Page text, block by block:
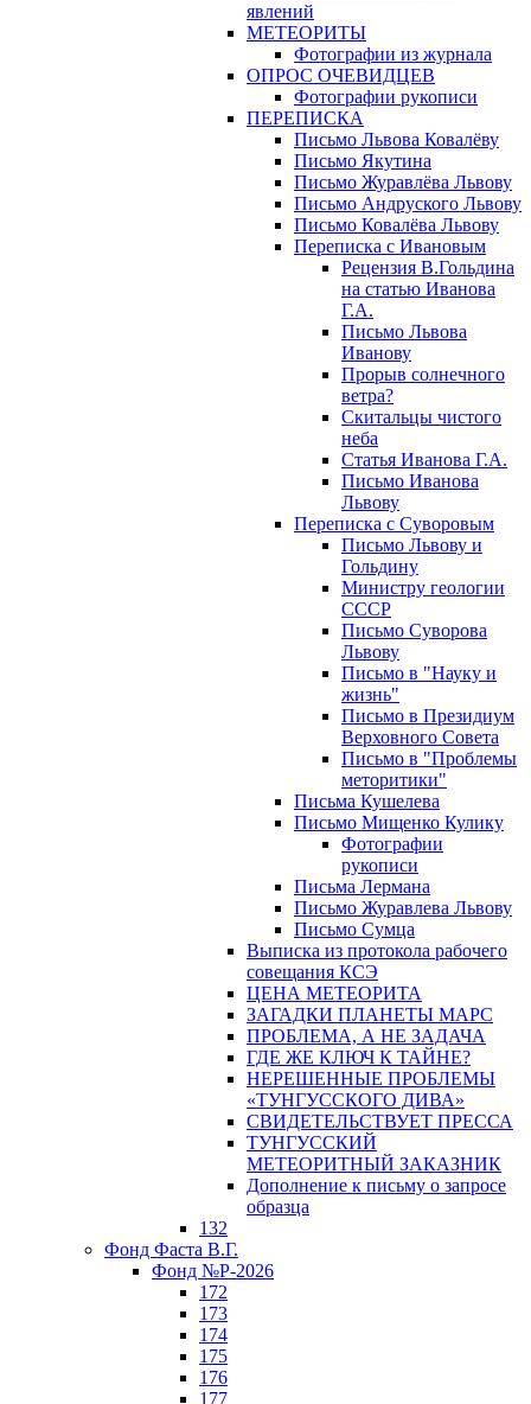
явлений
МЕТЕОРИТЫ
Фотографии из журнала
ОПРОС ОЧЕВИДЦЕВ
Фотографии рукописи
ПЕРЕПИСКА
Письмо Львова Ковалёву
Письмо Якутина
Письмо Журавлёва Львову
Письмо Андруского Львову
Письмо Ковалёва Львову
Переписка с Ивановым
Рецензия В.Гольдина
на статью Иванова
Г.А.
Письмо Львова
Иванову
Прорыв солнечного
ветра?
Скитальцы чистого
неба
Статья Иванова Г.А.
Письмо Иванова
Львову
Переписка с Суворовым
Письмо Львову и
Гольдину
Министру геологии
СССР
Письмо Суворова
Львову
Письмо в "Науку и
жизнь"
Письмо в Президиум
Верховного Совета
Письмо в "Проблемы
меторитики"
Письма Кушелева
Письмо Мищенко Кулику
Фотографии
рукописи
Письма Лермана
Письмо Журавлева Львову
Письмо Сумца
Выписка из протокола рабочего
совещания КСЭ
ЦЕНА МЕТЕОРИТА
ЗАГАДКИ ПЛАНЕТЫ МАРС
ПРОБЛЕМА, А НЕ ЗАДАЧА
ГДЕ ЖЕ КЛЮЧ К ТАЙНЕ?
НЕРЕШЕННЫЕ ПРОБЛЕМЫ
«ТУНГУССКОГО ДИВА»
СВИДЕТЕЛЬСТВУЕТ ПРЕССА
ТУНГУССКИЙ
МЕТЕОРИТНЫЙ ЗАКАЗНИК
Дополнение к письму о запросе
образца
132
Фонд Фаста В.Г.
Фонд №Р-2026
172
173
174
175
176
177